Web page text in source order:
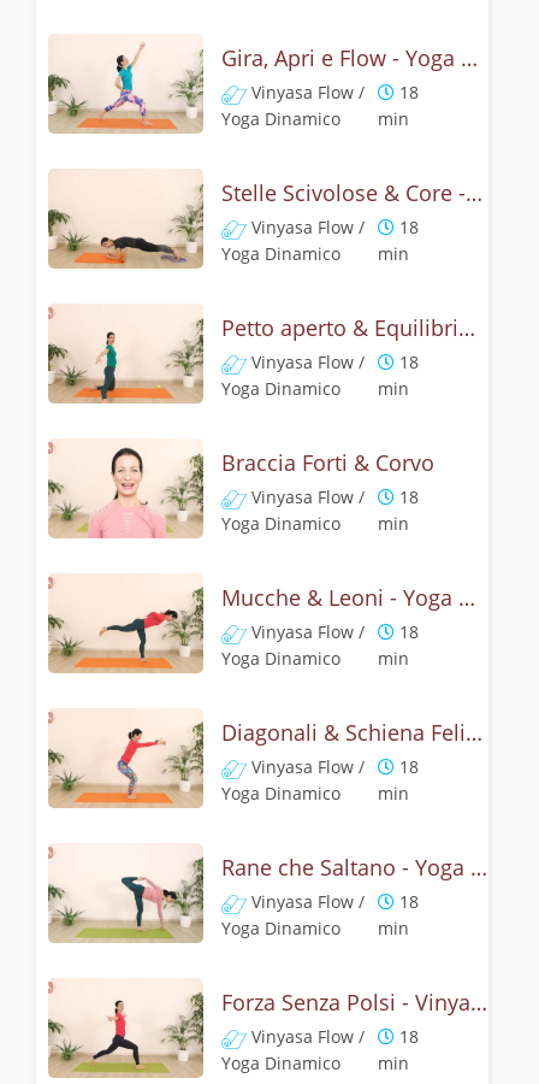
Gira, Apri e Flow - Yoga Challenge 12
Vinyasa Flow /
Yoga Dinamico
18
min
Stelle Scivolose & Core - Yoga Dinamico
Vinyasa Flow /
Yoga Dinamico
18
min
Petto aperto & Equilibrio libero - Challenge 14
Vinyasa Flow /
Yoga Dinamico
18
min
Braccia Forti & Corvo
Vinyasa Flow /
Yoga Dinamico
18
min
Mucche & Leoni - Yoga dinamoco
Vinyasa Flow /
Yoga Dinamico
18
min
Diagonali & Schiena Felice - Yoga Challenge 17
Vinyasa Flow /
Yoga Dinamico
18
min
Rane che Saltano - Yoga energico e giocoso
Vinyasa Flow /
Yoga Dinamico
18
min
Forza Senza Polsi - Vinyasa Yoga
Vinyasa Flow /
Yoga Dinamico
18
min